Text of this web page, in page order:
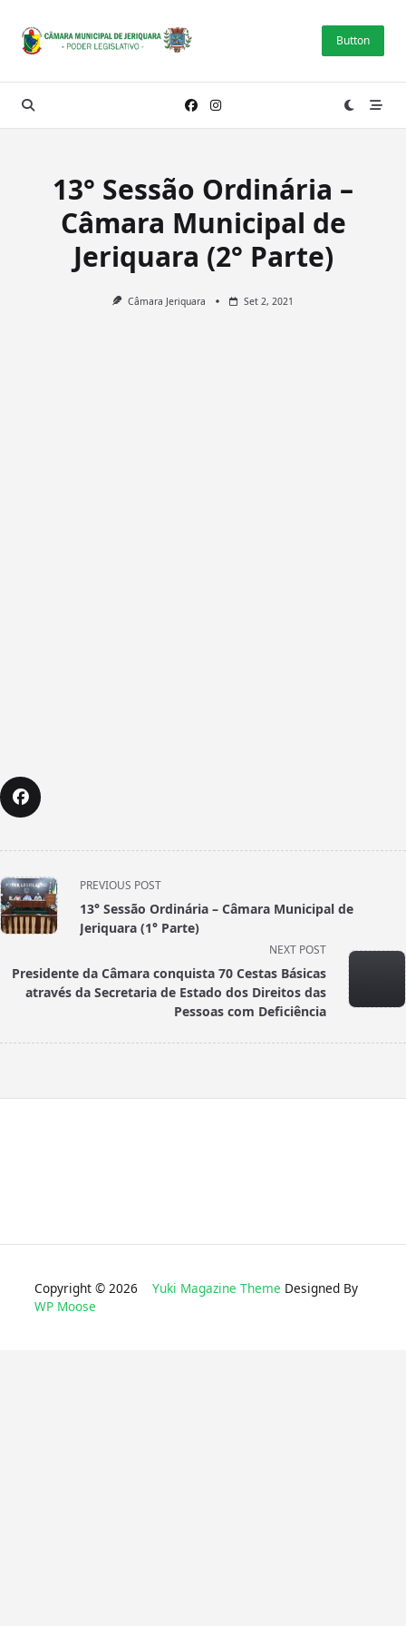
content
Button
13° Sessão Ordinária –
Câmara Municipal de
Jeriquara (2° Parte)
Câmara Jeriquara Set 2, 2021
<span
class="nav-
subtitle
reader-
text">Page</span>
PREVIOUS POST
13° Sessão Ordinária – Câmara Municipal de
Jeriquara (1° Parte)
NEXT POST
Presidente da Câmara conquista 70 Cestas Básicas
através da Secretaria de Estado dos Direitos das
Pessoas com Deficiência
Copyright © 2026 Yuki Magazine Theme Designed By
WP Moose